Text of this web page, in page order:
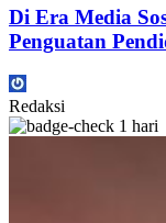
Di Era Media
Penguatan
Redaksi
1 hari